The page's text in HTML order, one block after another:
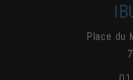
Place du